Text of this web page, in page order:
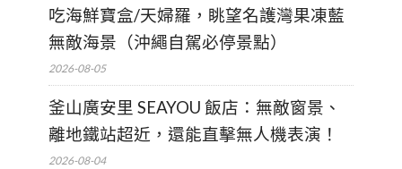
吃海鮮寶盒/天婦羅，眺望名護灣果凍藍
無敵海景（沖繩自駕必停景點）
2026-08-05
釜山廣安里 SEAYOU 飯店：無敵窗景、
離地鐵站超近，還能直擊無人機表演！
2026-08-04